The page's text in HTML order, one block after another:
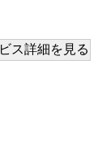
ス詳細を見る